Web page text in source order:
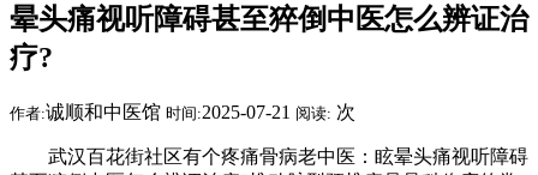
晕头痛视听障碍甚至猝倒中医怎么辨证治
疗?
作者:诚顺和中医馆 时间:2025-07-21 阅读: 次
武汉百花街社区有个疼痛骨病老中医：眩晕头痛视听障碍